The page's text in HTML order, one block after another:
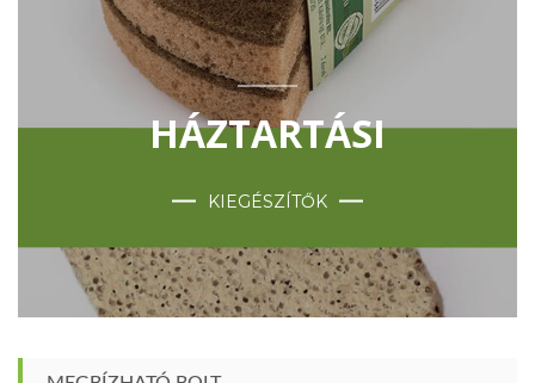
HÁZTARTÁSI
KIEGÉSZÍTŐK